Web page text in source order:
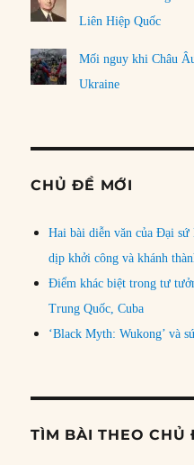
Liên Hiệp Quốc
Mối nguy khi Châu
Ukraine
CHỦ ĐỀ MỚI
Hai bài diễn văn của Đại
dịp khởi công và khánh
Điểm khác biệt trong tư
Trung Quốc, Cuba
‘Black Myth: Wukong’ và
TÌM BÀI THEO CHỦ